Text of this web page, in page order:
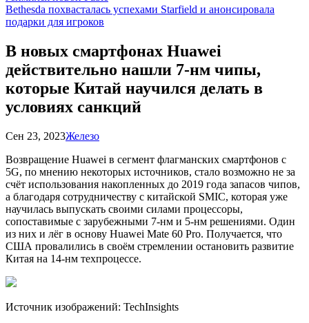
Bethesda похвасталась успехами Starfield и анонсировала
подарки для игроков
В новых смартфонах Huawei
действительно нашли 7-нм чипы,
которые Китай научился делать в
условиях санкций
Сен 23, 2023Железо
Возвращение Huawei в сегмент флагманских смартфонов с
5G, по мнению некоторых источников, стало возможно не за
счёт использования накопленных до 2019 года запасов чипов,
а благодаря сотрудничеству с китайской SMIC, которая уже
научилась выпускать своими силами процессоры,
сопоставимые с зарубежными 7-нм и 5-нм решениями. Один
из них и лёг в основу Huawei Mate 60 Pro. Получается, что
США провалились в своём стремлении остановить развитие
Китая на 14-нм техпроцессе.
Источник изображений: TechInsights